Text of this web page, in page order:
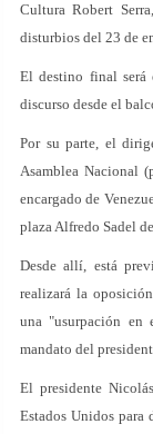
Cultura Robert
disturbios del 23 de
El destino final será
discurso desde el
Por su parte, el
Asamblea Nacional
encargado de
plaza Alfredo Sadel
Desde allí, está
realizará la
una "usurpación en
mandato del
El presidente
Estados Unidos para